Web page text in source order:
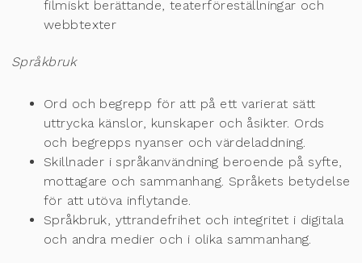
filmiskt berättande, teaterföreställningar och
webbtexter
Språkbruk
Ord och begrepp för att på ett varierat sätt
uttrycka känslor, kunskaper och åsikter. Ords
och begrepps nyanser och värdeladdning.
Skillnader i språkanvändning beroende på syfte,
mottagare och sammanhang. Språkets betydelse
för att utöva inflytande.
Språkbruk, yttrandefrihet och integritet i digitala
och andra medier och i olika sammanhang.